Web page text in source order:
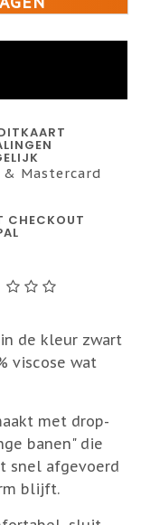
& Mastercard
CHECKOUT
de kleur zwart
viscose wat
met drop-
banen" die
snel afgevoerd
blijft.